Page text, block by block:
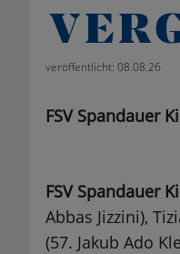
veröffentlicht: 08.08.26
FSV Spandauer
FSV Spandauer
Abbas Jizzini),
(57. Jakub Ado